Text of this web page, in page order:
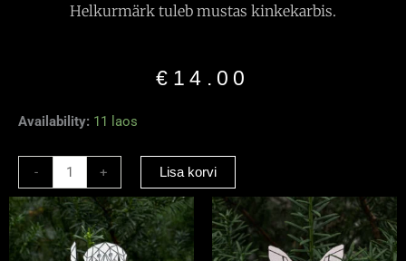
Helkurmärk tuleb mustas kinkekarbis.
€ 14.00
Availability: 11 laos
-
Helkiv
"Hundipea"
kogus
+ Lisa korvi